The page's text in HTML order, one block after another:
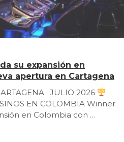
su expansión en
apertura en Cartagena
· JULIO 2026
EN COLOMBIA Winner
en Colombia con …